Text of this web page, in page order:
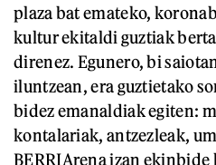
plaza bat emateko,
kultur ekitaldi guztiak
direnez. Egunero, bi
iluntzean, era guztietako
bidez emanaldiak egiten:
kontalariak, antzezleak,
BERRIArena izan